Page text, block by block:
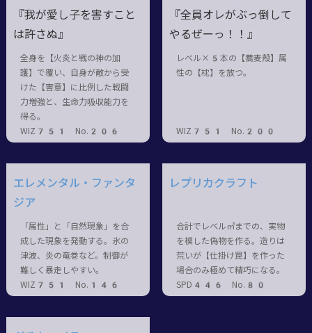
『我が愛し子を害すこと
は許さぬ』
全身を【火炎と戦の神の加
護】で覆い、自身が敵から受
けた【害意】に比例した戦闘
力増強と、生命力吸収能力を
得る。
WIZ751 No.206
『全員オレがぶっ倒して
やるぜーっ！！』
レベル×5本の【蕎麦殻】属
性の【枕】を放つ。
WIZ751 No.200
エレメンタル・ファンタ
ジア
「属性」と「自然現象」を合
成した現象を発動する。氷の
津波、炎の竜巻など。制御が
難しく暴走しやすい。
WIZ751 No.146
レプリカクラフト
合計でレベル㎥までの、実物
を模した偽物を作る。造りは
荒いが【仕掛け罠】を作った
場合のみ極めて精巧になる。
SPD446 No.80